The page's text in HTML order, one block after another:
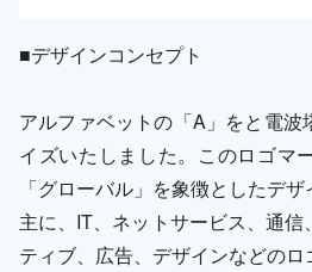
■デザインコンセプト
アルファベットの「A」をと電波
イズいたしました。このロゴマ
「グローバル」を象徴としたデザ
主に、IT、ネットサービス、通信
ティブ、広告、デザインなどの